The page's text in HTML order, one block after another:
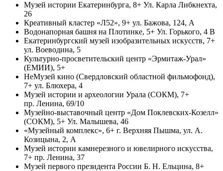
Музей истории Екатеринбурга, 8+ Ул. Карла Либкнехта,
26
Креативный кластер «Л52», 9+ ул. Бажова, 124, А
Водонапорная башня на Плотинке, 5+ Ул. Горького, 4 В
Екатеринбургский музей изобразительных искусств, 7+
ул. Воеводина, 5
Культурно-просветительский центр «Эрмитаж-Урал»
(ЕМИИ), 5+
НеМузей кино (Свердловский областной фильмофонд),
7+ ул. Блюхера, 4
Музей истории и археологии Урала (СОКМ), 7+
пр. Ленина, 69/10
Музейно-выставочный центр «Дом Поклевских-Козелл»
(СОКМ), 5+ Ул. Малышева, 46
«Музейный комплекс», 6+ г. Верхняя Пышма, ул. А.
Козицына, 2, А
Музей истории камнерезного и ювелирного искусства,
7+ пр. Ленина, 37
Музей первого президента России Б. Н. Ельцина, 8+